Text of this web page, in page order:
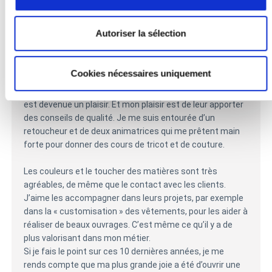
Autoriser la sélection
Cookies nécessaires uniquement
Étant issue d’une famille de commerçants, je n’ai pas eu
excitation à l’idée de gérer ma propre entreprise, après
plusieurs années de salariat.
Il n’y a plus beaucoup de merceries aujourd’hui. C’est un
marché de niche. La couture, pour ceux qui la pratiquent,
est devenue un plaisir. Et mon plaisir est de leur apporter
des conseils de qualité. Je me suis entourée d’un
retoucheur et de deux animatrices qui me prêtent main
forte pour donner des cours de tricot et de couture.
Les couleurs et le toucher des matières sont très
agréables, de même que le contact avec les clients.
J’aime les accompagner dans leurs projets, par exemple
dans la « customisation » des vêtements, pour les aider à
réaliser de beaux ouvrages. C’est même ce qu’il y a de
plus valorisant dans mon métier.
Si je fais le point sur ces 10 dernières années, je me
rends compte que ma plus grande joie a été d’ouvrir une